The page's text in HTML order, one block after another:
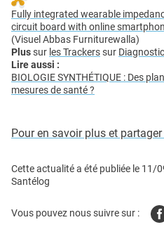
Fully integrated wearable
circuit board with online
(Visuel Abbas Furniturewalla)
Plussur les Trackerssur
Lire aussi :
BIOLOGIE SYNTHÉTIQUE : Des
mesures de santé ?
Pour en savoir plus et
Cette actualité a été publiée le 11/
Santélog
Vous pouvez nous suivre sur :